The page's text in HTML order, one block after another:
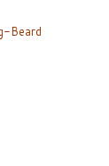
Beard